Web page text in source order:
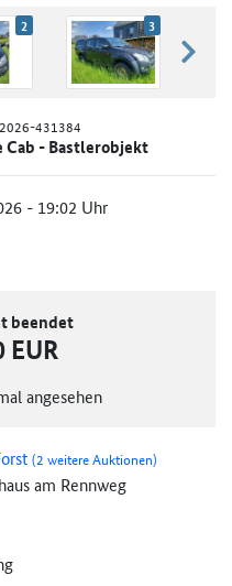
2 3
431384
Cab - Bastlerobjekt
- 19:02 Uhr
beendet
EUR
angesehen
(2 weitere Auktionen)
am Rennweg